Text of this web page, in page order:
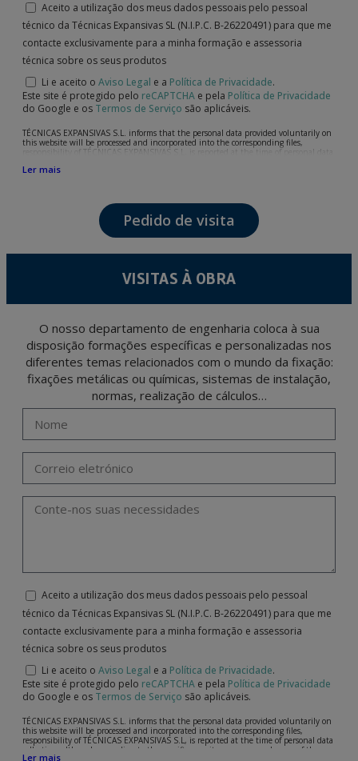
Aceito a utilização dos meus dados pessoais pelo pessoal
técnico da Técnicas Expansivas SL (N.I.P.C. B-26220491) para que me
contacte exclusivamente para a minha formação e assessoria
técnica sobre os seus produtos
Li e aceito o Aviso Legal e a Política de Privacidade.
Este site é protegido pelo reCAPTCHA e pela Política de Privacidade
do Google e os Termos de Serviço são aplicáveis.
TÉCNICAS EXPANSIVAS S.L. informs that the personal data provided voluntarily on
this website will be processed and incorporated into the corresponding files,
responsibility of TÉCNICAS EXPANSIVAS S.L, is reported at the time of personal data
following: attention to your referred request, complaint or question, established
The data in our files are strictly confidential and shall be treated with the utmost
confidentiality and shall comply with all the requirements provided for the General
Data Protection Regulation (GDPR) 2016.
level personal data, such as those relating to health, as they are not encoded or
encrypted. Should these details be sent, it is done so under your sole responsibility.
and opposition under the provisions of the General Data Protection Regulation
Portalada II | c/ Segador 13, 26006 | Logroño (La Rioja).
Ler mais
Pedido de visita
VISITAS À OBRA
O nosso departamento de engenharia coloca à sua
disposição formações específicas e personalizadas nos
diferentes temas relacionados com o mundo da fixação:
fixações metálicas ou químicas, sistemas de instalação,
normas, realização de cálculos…
Aceito a utilização dos meus dados pessoais pelo pessoal
técnico da Técnicas Expansivas SL (N.I.P.C. B-26220491) para que me
contacte exclusivamente para a minha formação e assessoria
técnica sobre os seus produtos
Li e aceito o Aviso Legal e a Política de Privacidade.
Este site é protegido pelo reCAPTCHA e pela Política de Privacidade
do Google e os Termos de Serviço são aplicáveis.
TÉCNICAS EXPANSIVAS S.L. informs that the personal data provided voluntarily on
this website will be processed and incorporated into the corresponding files,
responsibility of TÉCNICAS EXPANSIVAS S.L, is reported at the time of personal data
collection, although, according to the specific case, its purpose may be any of the
Ler mais